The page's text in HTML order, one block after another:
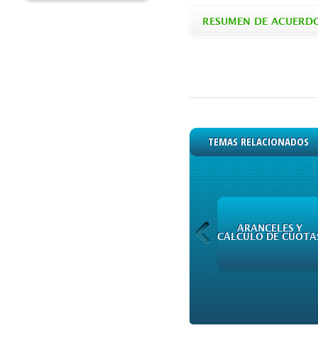
RESUMEN DE
TEMAS RELACIONADOS
ARANCELES Y
CÁLCULO DE